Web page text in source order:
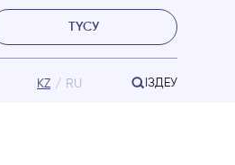
ТҮСУ
KZ RU ІЗДЕУ